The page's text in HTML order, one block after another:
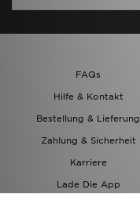
FAQs
Hilfe & Kontakt
Bestellung & Lieferung
Zahlung & Sicherheit
Karriere
Lade Die App